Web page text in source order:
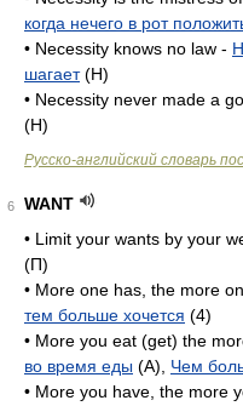
когда нечего в рот
• Necessity knows no law -
шагает(H)
• Necessity never made a
(H)
Русско-английский словарь
6
WANT
• Limit your wants by your
(П)
• More one has, the more
тем больше хочется (4)
• More you eat (get) the
во время еды (A), Чем
• More you have, the more